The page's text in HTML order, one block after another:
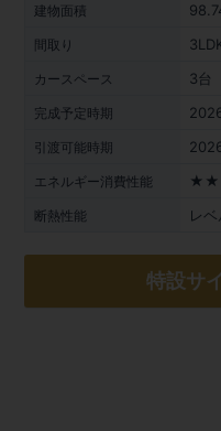
建物面積
間取り
カースペース 3台
完成予定時期
引渡可能時期
エネルギー消費性能
断熱性能 レベ
特設サ